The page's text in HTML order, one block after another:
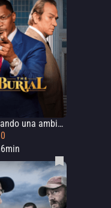
Enterrando una ambición